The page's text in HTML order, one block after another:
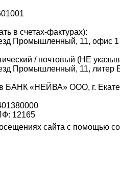
в счетах-фактурах):
Промышленный, 11, офис 1
/ почтовый (НЕ
Промышленный, 11, литер
БАНК «НЕЙВА» ООО, г.
12165
сайта с помощью